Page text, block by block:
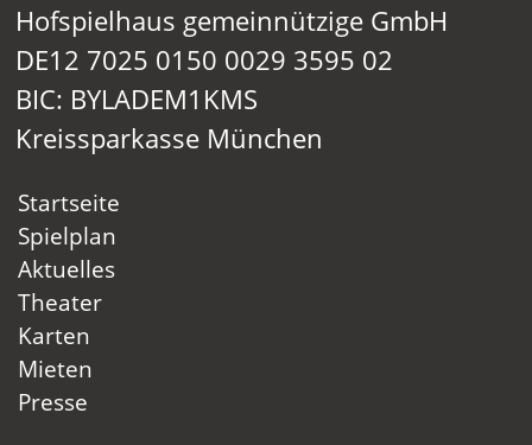
Hofspielhaus gemeinnützige GmbH
DE12 7025 0150 0029 3595 02
BIC: BYLADEM1KMS
Kreissparkasse München
Startseite
Spielplan
Aktuelles
Theater
Karten
Mieten
Presse